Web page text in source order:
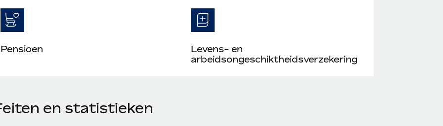
Pensioen
Levens- en
arbeidsongeschiktheidsverzekering
en statistieken